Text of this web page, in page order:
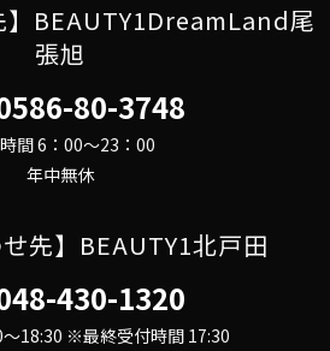
】BEAUTY1DreamLand尾
張旭
80-3748
間 6：00～23：00
年中無休
せ先】BEAUTY1北戸田
430-1320
～18:30 ※最終受付時間 17:30